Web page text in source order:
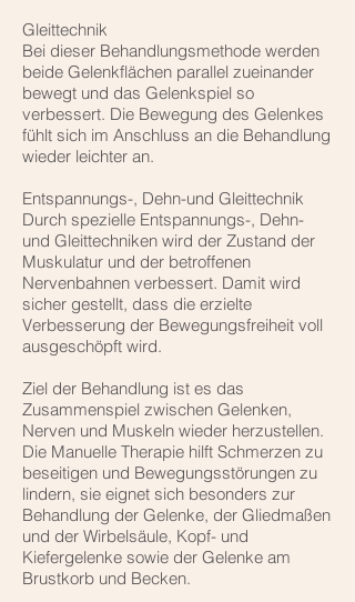
Gleittechnik
Bei dieser Behandlungsmethode werden
beide Gelenkflächen parallel zueinander
bewegt und das Gelenkspiel so
verbessert. Die Bewegung des Gelenkes
fühlt sich im Anschluss an die Behandlung
wieder leichter an.
Entspannungs-, Dehn-und Gleittechnik
Durch spezielle Entspannungs-, Dehn-
und Gleittechniken wird der Zustand der
Muskulatur und der betroffenen
Nervenbahnen verbessert. Damit wird
sicher gestellt, dass die erzielte
Verbesserung der Bewegungsfreiheit voll
ausgeschöpft wird.
Ziel der Behandlung ist es das
Zusammenspiel zwischen Gelenken,
Nerven und Muskeln wieder herzustellen.
Die Manuelle Therapie hilft Schmerzen zu
beseitigen und Bewegungsstörungen zu
lindern, sie eignet sich besonders zur
Behandlung der Gelenke, der Gliedmaßen
und der Wirbelsäule, Kopf- und
Kiefergelenke sowie der Gelenke am
Brustkorb und Becken.